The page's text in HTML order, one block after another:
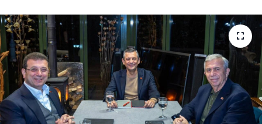
TEKNOLOJİ
YAŞAM
YEREL YÖNETİMLER